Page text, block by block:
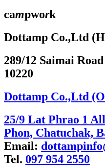
campwork
Dottamp Co.,Ltd
289/12 Saimai
10220
Dottamp Co.,Ltd
25/9 Lat Phrao 1
Phon, Chatuchak,
Email:
Tel. 097 954 2550